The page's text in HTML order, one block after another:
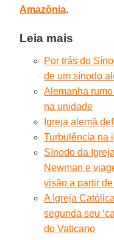
Amazônia.
Leia mais
Por trás do
de um sínodo
Alemanha
na unidade
Igreja alemã
Turbulência na
Sínodo da
Newman e
visão a partir
A Igreja
segunda seu
do Vaticano